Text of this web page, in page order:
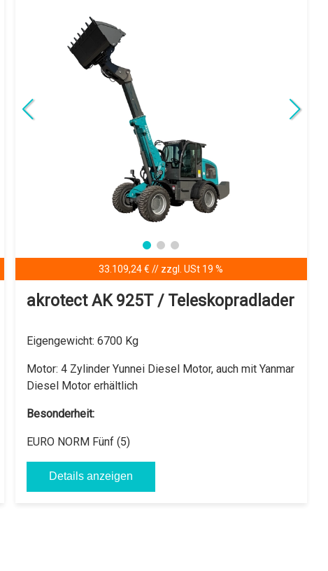
33.109,24 € // zzgl. USt 19 %
akrotect AK 925T / Teleskopradlader
Eigengewicht: 6700 Kg
Motor: 4 Zylinder Yunnei Diesel Motor, auch mit Yanmar
Diesel Motor erhältlich
Besonderheit:
EURO NORM Fünf (5)
Details anzeigen